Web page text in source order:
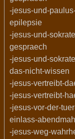
-jesus-und-
epilepsie
-jesus-und-
gespraech
-jesus-und-
das-nicht-wissen
-jesus-vertreibt-
-jesus-vertreibt-
-jesus-vor-der-
einlass-abendmahl
-jesus-weg-